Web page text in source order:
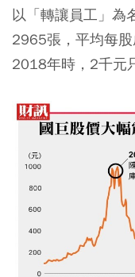
以「轉讓員工」為
2965張，平均每
2018年時，2千元